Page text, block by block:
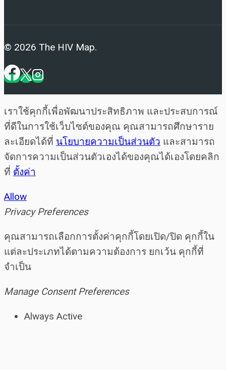
© 2026 The HIV Map.
เราใช้คุกกี้เพื่อพัฒนาประสิทธิภาพ และประสบการณ์
ที่ดีในการใช้เว็บไซต์ของคุณ คุณสามารถศึกษาราย
ละเอียดได้ที่ นโยบายความเป็นส่วนตัว และสามารถ
จัดการความเป็นส่วนตัวเองได้ของคุณได้เองโดยคลิก
ที่ ตั้งค่า
Allow
Privacy Preferences
คุณสามารถเลือกการตั้งค่าคุกกี้โดยเปิด/ปิด คุกกี้ใน
แต่ละประเภทได้ตามความต้องการ ยกเว้น คุกกี้ที่
จำเป็น
Manage Consent Preferences
Always Active